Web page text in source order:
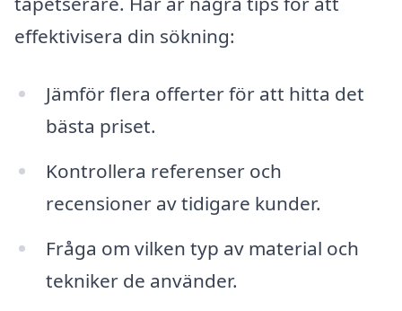
effektivisera din sökning:
Jämför flera offerter för att hitta det
bästa priset.
Kontrollera referenser och
recensioner av tidigare kunder.
Fråga om vilken typ av material och
tekniker de använder.